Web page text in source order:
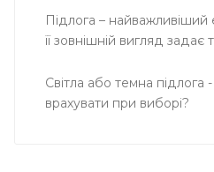
Підлога –
її зовнішній вигляд задає
Світла або темна підлога
врахувати при виборі?